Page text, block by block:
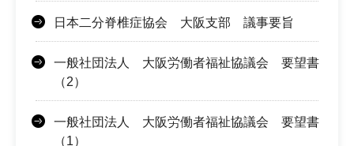
日本二分脊椎症協会 大阪支部 議事要旨
一般社団法人 大阪労働者福祉協議会 要望書
（2）
一般社団法人 大阪労働者福祉協議会 要望書
（1）